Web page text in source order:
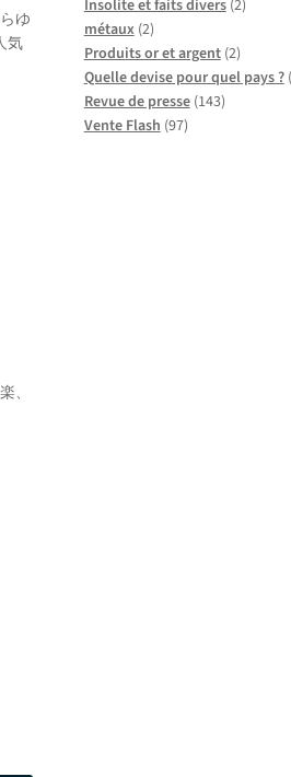
ゆ
気
、
Insolite et faits divers(2)
métaux(2)
Produits or et argent(2)
Quelle devise pour quel pays ?
Revue de presse(143)
Vente Flash (97)